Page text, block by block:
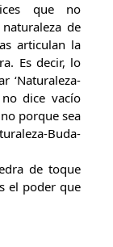
que no
de
articulan la
Es decir, lo
‘Naturaleza-
no dice vacío
porque sea
Buda-
de toque
el poder que